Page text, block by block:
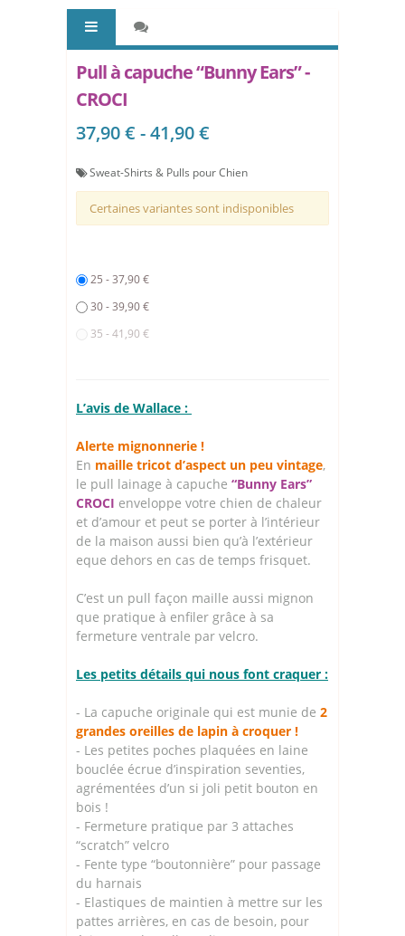
Pull à capuche “Bunny Ears” -
CROCI
37,90 € - 41,90 €
Sweat-Shirts & Pulls pour Chien
Certaines variantes sont indisponibles
25 - 37,90 €
30 - 39,90 €
35 - 41,90 €
L’avis de Wallace :
Alerte mignonnerie !
En maille tricot d’aspect un peu vintage,
le pull lainage à capuche “Bunny Ears”
CROCI enveloppe votre chien de chaleur
et d’amour et peut se porter à l’intérieur
de la maison aussi bien qu’à l’extérieur
eque dehors en cas de temps frisquet.
C’est un pull façon maille aussi mignon
que pratique à enfiler grâce à sa
fermeture ventrale par velcro.
Les petits détails qui nous font craquer :
- La capuche originale qui est munie de 2
grandes oreilles de lapin à croquer !
- Les petites poches plaquées en laine
bouclée écrue d’inspiration seventies,
agrémentées d’un si joli petit bouton en
bois !
- Fermeture pratique par 3 attaches
“scratch” velcro
- Fente type “boutonnière” pour passage
du harnais
- Elastiques de maintien à mettre sur les
pattes arrières, en cas de besoin, pour